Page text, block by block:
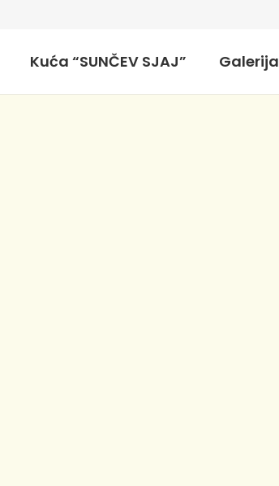
Kuća “SUNČEV SJAJ” Galerija